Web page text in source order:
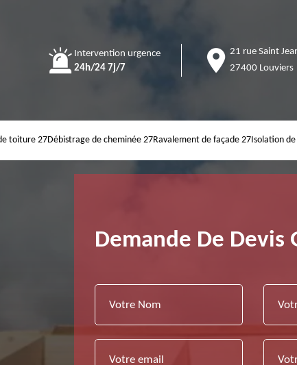
Intervention urgence
24h/24 7j/7
21 rue Saint
27400 Louviers
toiture 27Débistrage de cheminée 27Ravalement de façade 27Isolation
Demande De Devis